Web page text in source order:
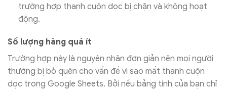
trường hợp thanh cuộn dọc bị chặn và không hoạt
động.
Số lượng hàng quá ít
Trường hợp này là nguyên nhân đơn giản nên mọi người
thường bị bỏ quên cho vấn đề vì sao mất thanh cuộn
dọc trong Google Sheets. Bởi nếu bảng tính của bạn chỉ